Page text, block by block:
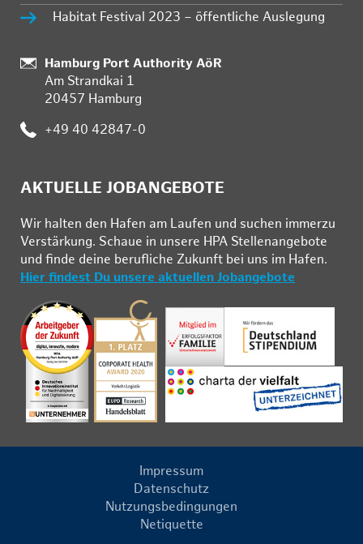
Habitat Festival 2023 – öffentliche Auslegung
:
Hamburg Port Authority AöR
Am Strandkai 1
20457 Hamburg
: +49 40 42847-0
AKTUELLE JOBANGEBOTE
Wir hal­ten den Ha­fen am Lau­fen und su­chen im­mer­zu
Ver­stär­kung. Schau­e in un­se­re HPA Stel­len­an­ge­bo­te
und fin­de deine be­ruf­li­che Zu­kunft bei uns im Ha­fen.
Hier findest Du unsere aktuellen Jobangebote
Impressum
Datenschutz
Nutzungsbedingungen
Netiquette